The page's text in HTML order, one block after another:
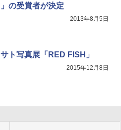
の受賞者が決定
2013年8月5日
ト写真展「RED FISH」
2015年12月8日